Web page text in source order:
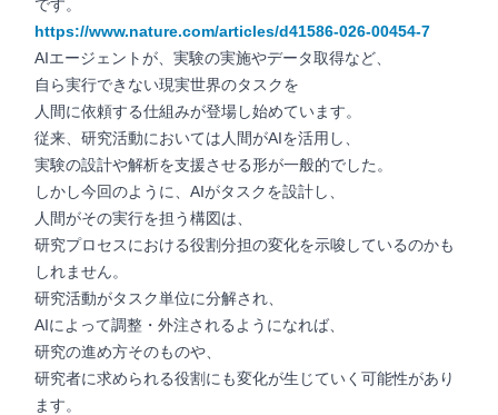
です。
https://www.nature.com/articles/d41586-026-00454-7
AIエージェントが、実験の実施やデータ取得など、
自ら実行できない現実世界のタスクを
人間に依頼する仕組みが登場し始めています。
従来、研究活動においては人間がAIを活用し、
実験の設計や解析を支援させる形が一般的でした。
しかし今回のように、AIがタスクを設計し、
人間がその実行を担う構図は、
研究プロセスにおける役割分担の変化を示唆しているのかも
しれません。
研究活動がタスク単位に分解され、
AIによって調整・外注されるようになれば、
研究の進め方そのものや、
研究者に求められる役割にも変化が生じていく可能性があり
ます。